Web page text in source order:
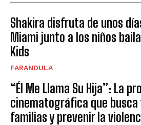
Shakira disfruta de unos
Miami junto a los niños
Kids
FARANDULA
“Él Me Llama Su Hija”: La
cinematográfica que
familias y prevenir la